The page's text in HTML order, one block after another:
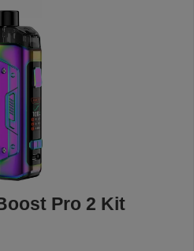
Pro 2 Kit